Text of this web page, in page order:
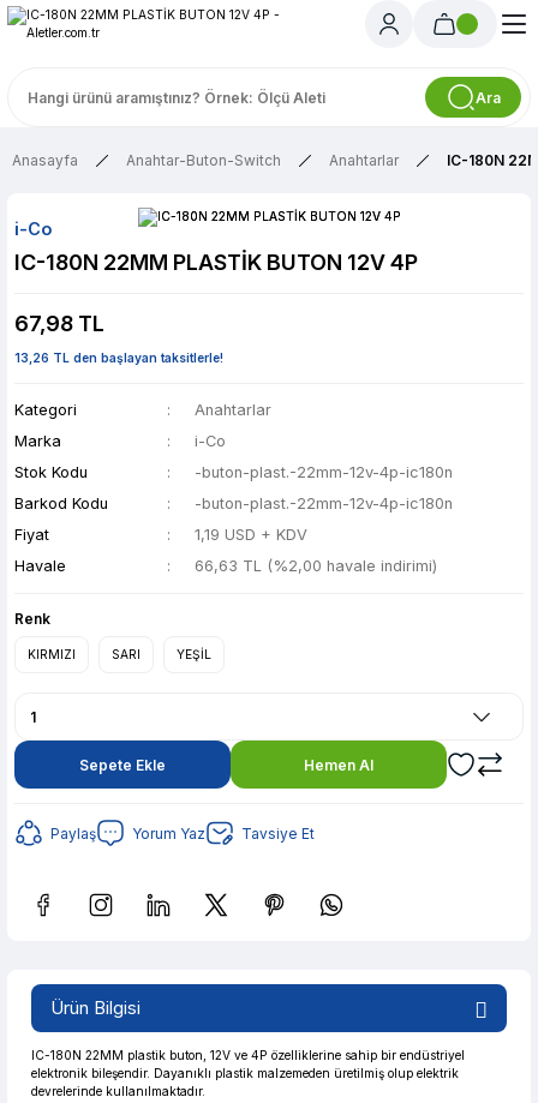
Ara
Anasayfa Anahtar-Buton-Switch Anahtarlar IC-180N
i-Co
IC-180N 22MM PLASTİK BUTON 12V 4P
67,98 TL
13,26 TL den başlayan taksitlerle!
Kategori
Anahtarlar
Marka
i-Co
Stok Kodu
-buton-plast.-22mm-12v-4p-ic180n
Barkod Kodu
-buton-plast.-22mm-12v-4p-ic180n
Fiyat
1,19 USD + KDV
Havale
66,63 TL (%2,00 havale indirimi)
Renk
KIRMIZI SARI YEŞİL
Sepete Ekle Hemen Al
Paylaş Yorum Yaz Tavsiye Et
Güvenilir Alışveriş 13,26 TL den başlayan taksitlerle! x 9 %2 İndirim
Ürün Bilgisi
IC-180N 22MM plastik buton, 12V ve 4P özelliklerine sahip bir endüstriyel
elektronik bileşendir. Dayanıklı plastik malzemeden üretilmiş olup elektrik
devrelerinde kullanılmaktadır.